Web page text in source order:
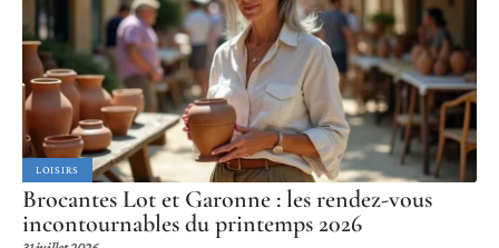
LOISIRS
Brocantes Lot et Garonne : les rendez-vous
incontournables du printemps 2026